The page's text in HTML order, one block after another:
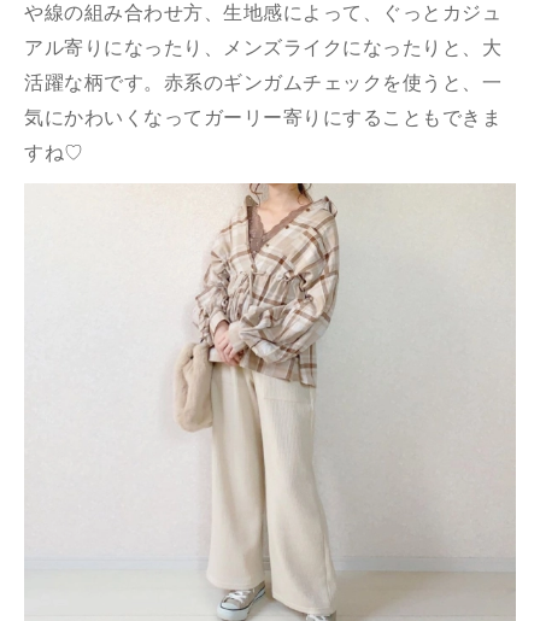
や線の組み合わせ方、生地感によって、ぐっとカジュ
アル寄りになったり、メンズライクになったりと、大
活躍な柄です。赤系のギンガムチェックを使うと、一
気にかわいくなってガーリー寄りにすることもできま
すね♡